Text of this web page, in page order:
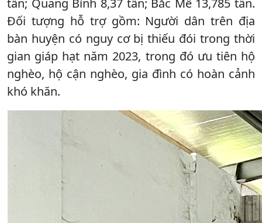
tấn; Quang Bình 8,37 tấn; Bắc Mê 13,785 tấn.
Đối tượng hỗ trợ gồm: Người dân trên địa
bàn huyện có nguy cơ bị thiếu đói trong thời
gian giáp hạt năm 2023, trong đó ưu tiên hộ
nghèo, hộ cận nghèo, gia đình có hoàn cảnh
khó khăn.